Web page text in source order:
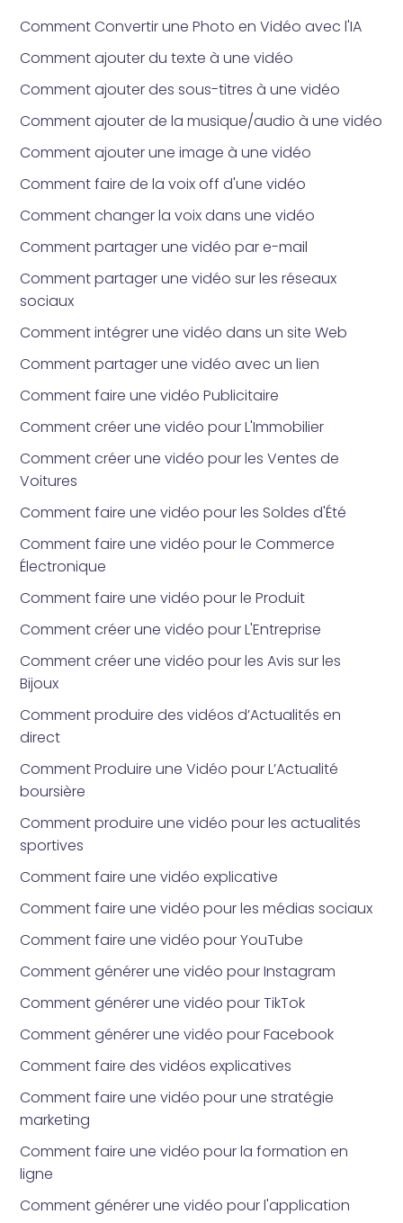
Comment Convertir une Photo en Vidéo avec l'IA
Comment ajouter du texte à une vidéo
Comment ajouter des sous-titres à une vidéo
Comment ajouter de la musique/audio à une vidéo
Comment ajouter une image à une vidéo
Comment faire de la voix off d'une vidéo
Comment changer la voix dans une vidéo
Comment partager une vidéo par e-mail
Comment partager une vidéo sur les réseaux
sociaux
Comment intégrer une vidéo dans un site Web
Comment partager une vidéo avec un lien
Comment faire une vidéo Publicitaire
Comment créer une vidéo pour L'Immobilier
Comment créer une vidéo pour les Ventes de
Voitures
Comment faire une vidéo pour les Soldes d'Été
Comment faire une vidéo pour le Commerce
Électronique
Comment faire une vidéo pour le Produit
Comment créer une vidéo pour L'Entreprise
Comment créer une vidéo pour les Avis sur les
Bijoux
Comment produire des vidéos d’Actualités en
direct
Comment Produire une Vidéo pour L’Actualité
boursière
Comment produire une vidéo pour les actualités
sportives
Comment faire une vidéo explicative
Comment faire une vidéo pour les médias sociaux
Comment faire une vidéo pour YouTube
Comment générer une vidéo pour Instagram
Comment générer une vidéo pour TikTok
Comment générer une vidéo pour Facebook
Comment faire des vidéos explicatives
Comment faire une vidéo pour une stratégie
marketing
Comment faire une vidéo pour la formation en
ligne
Comment générer une vidéo pour l'application